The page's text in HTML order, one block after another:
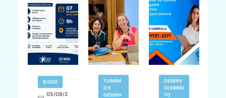
IDOSO
05/08/2
TURISM
O E
DESENV
DESENV
OLVIMEN
TO